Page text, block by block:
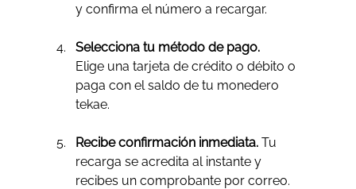
y confirma el número a recargar.
Selecciona tu método de pago.
Elige una tarjeta de crédito o débito o
paga con el saldo de tu monedero
tekae.
Recibe confirmación inmediata. Tu
recarga se acredita al instante y
recibes un comprobante por correo.